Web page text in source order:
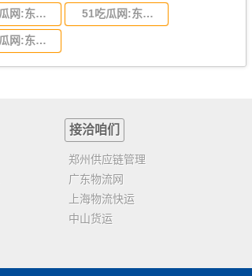
51吃瓜网:东莞到贵州省物流运输,东莞到贵州省物流公司 51吃瓜网:东莞到四川省物流专线,东莞到四川省物流公司
51吃瓜网:东莞到广西物流专线,东莞到广西物流公司
接洽咱们
郑州供应链管理
广东物流网
上海物流快运
中山货运